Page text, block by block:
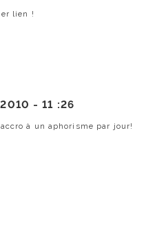
lien !
2010 -11 :26
à un aphorisme par jour!